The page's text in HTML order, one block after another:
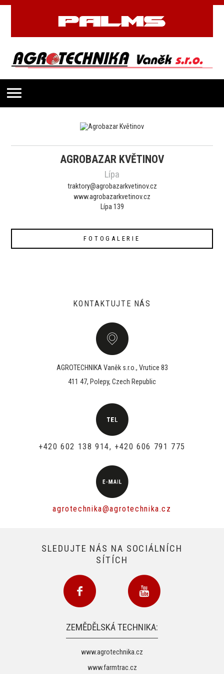
AGROBAZAR KVĚTINOV
Lípa
traktory@agrobazarkvetinov.cz
www.agrobazarkvetinov.cz
Lípa 139
FOTOGALERIE
KONTAKTUJTE NÁS
AGROTECHNIKA Vaněk s.r.o., Vrutice 83
411 47, Polepy, Czech Republic
+420 602 138 914, +420 606 791 775
agrotechnika@agrotechnika.cz
SLEDUJTE NÁS NA SOCIÁLNÍCH
SÍTÍCH
ZEMĚDĚLSKÁ TECHNIKA:
www.agrotechnika.cz
www.farmtrac.cz